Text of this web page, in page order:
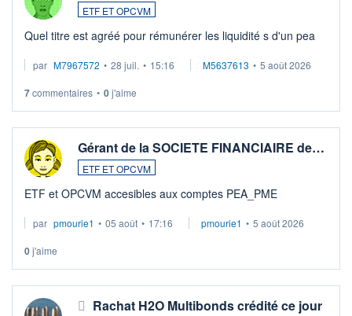
ETF ET OPCVM
Quel titre est agréé pour rémunérer les liquidité s d'un pea
par M7967572 • 28 juil. • 15:16 M5637613 • 5 août 2026
7commentaires • 0j'aime
Gérant de la SOCIETE FINANCIAIRE de…
ETF ET OPCVM
ETF et OPCVM accesibles aux comptes PEA_PME
par pmourie1 • 05 août • 17:16 pmourie1 • 5 août 2026
0j'aime
Rachat H2O Multibonds crédité ce jour